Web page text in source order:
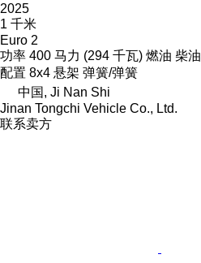
2025
1 千米
Euro 2
功率 400 马力 (294 千瓦) 燃油 柴油
配置 8x4 悬架 弹簧/弹簧
中国, Ji Nan Shi
Jinan Tongchi Vehicle Co., Ltd.
联系卖方